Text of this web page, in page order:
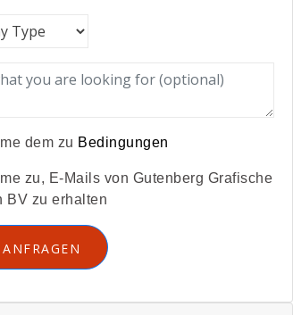
dem zu Bedingungen
zu, E-Mails von Gutenberg Grafische
BV zu erhalten